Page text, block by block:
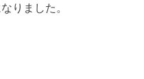
りました。